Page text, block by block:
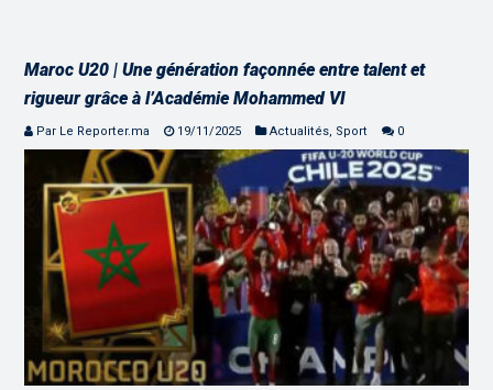
Maroc U20 | Une génération façonnée entre talent et
rigueur grâce à l’Académie Mohammed VI
Par Le Reporter.ma 19/11/2025 Actualités, Sport 0